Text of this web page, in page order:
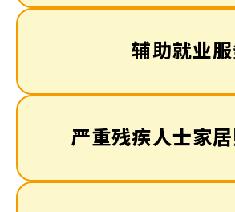
辅助就业
严重残疾人士家